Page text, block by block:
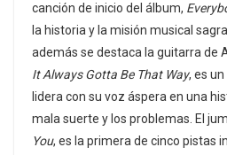
canción de inicio del álbum,
la historia y la misión musical
además se destaca la guitarra de
It Always Gotta Be That Way, es
lidera con su voz áspera en una
mala suerte y los problemas. El
You, es la primera de cinco pistas